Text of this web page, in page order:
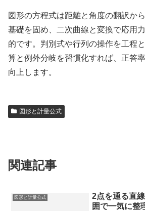
図形の方程式は距離と角度の翻訳か
基礎を固め、二次曲線と変換で応用
的です。判別式や行列の操作を工程
算と例外分岐を習慣化すれば、正答
向上します。
図形と計量公式
関連記事
図形と計量公式
2点を通る直
囲で一気に整